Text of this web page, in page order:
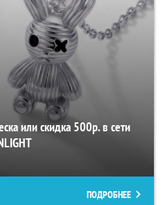
или скидка 500р. в сети
ПОДРОБНЕЕ